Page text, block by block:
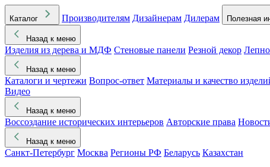
Каталог Производителям Дизайнерам Дилерам Полезная
Назад к меню
Изделия из дерева и МДФ Стеновые панели Резной декор
Назад к меню
Каталоги и чертежи Вопрос-ответ Материалы и качество
Видео
Назад к меню
Воссоздание исторических интерьеров Авторские права
Назад к меню
Санкт-Петербург Москва Регионы РФ Беларусь Казахстан